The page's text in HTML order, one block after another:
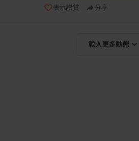
表示讚賞 分享
載入更多動態